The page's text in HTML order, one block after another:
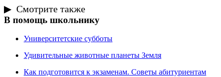
Смотрите также
В помощь школьнику
Университетские субботы
Удивительные животные планеты Земля
Как подготовится к экзаменам. Советы абитуриентам